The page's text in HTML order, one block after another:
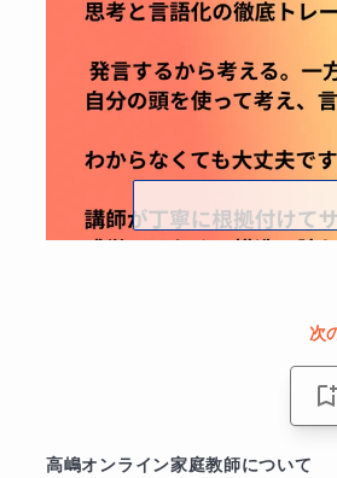
次
高嶋オンライン家庭教師について